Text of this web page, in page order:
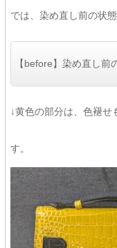
では、染め直し前の状
【before】染め直し前
↓黄色の部分は、色褪せ
す。